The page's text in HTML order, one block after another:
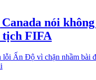
nói
tịch FIFA